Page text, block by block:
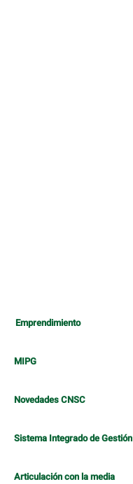
Emprendimiento
MIPG
Novedades CNSC
Sistema Integrado de Gestión
Articulación con la media